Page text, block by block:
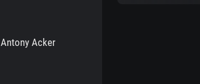
Antony Acker